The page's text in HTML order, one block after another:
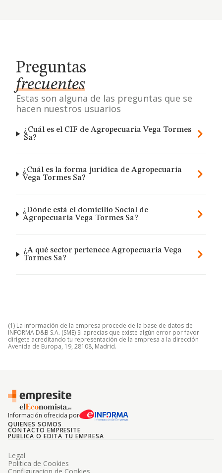
Preguntas
frecuentes
Estas son alguna de las preguntas que se
hacen nuestros usuarios
¿Cuál es el CIF de Agropecuaria Vega Tormes
Sa?
¿Cuál es la forma jurídica de Agropecuaria
Vega Tormes Sa?
¿Dónde está el domicilio Social de
Agropecuaria Vega Tormes Sa?
¿A qué sector pertenece Agropecuaria Vega
Tormes Sa?
(1) La información de la empresa procede de la base de datos de
INFORMA D&B S.A. (SME) Si aprecias que existe algún error por favor
dirígete acreditando tu representación de la empresa a la dirección
Avenida de Europa, 19, 28108, Madrid.
Información ofrecida por
QUIENES SOMOS
CONTACTO EMPRESITE
PUBLICA O EDITA TU EMPRESA
Legal
Politica de Cookies